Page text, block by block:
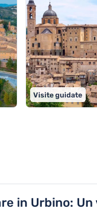
Visite guidate
in Urbino: